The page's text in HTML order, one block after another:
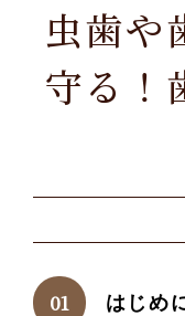
虫歯や
守る！
はじめ